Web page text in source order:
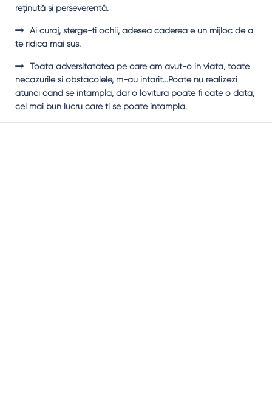
reţinută şi perseverentă.
Ai curaj, sterge-ti ochii, adesea caderea e un mijloc de a
te ridica mai sus.
Toata adversitatatea pe care am avut-o in viata, toate
necazurile si obstacolele, m-au intarit...Poate nu realizezi
atunci cand se intampla, dar o lovitura poate fi cate o data,
cel mai bun lucru care ti se poate intampla.